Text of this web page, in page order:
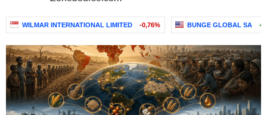
WILMAR INTERNATIONAL LIMITED -0,76% BUNGE GLOBAL SA